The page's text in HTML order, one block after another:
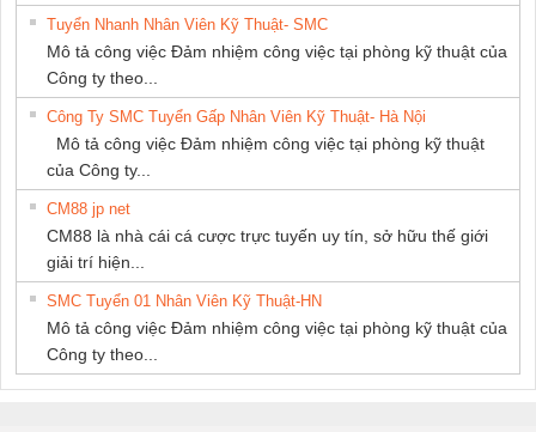
Tuyển Nhanh Nhân Viên Kỹ Thuật- SMC
Mô tả công việc Đảm nhiệm công việc tại phòng kỹ thuật của
Công ty theo...
Công Ty SMC Tuyển Gấp Nhân Viên Kỹ Thuật- Hà Nội
Mô tả công việc Đảm nhiệm công việc tại phòng kỹ thuật
của Công ty...
CM88 jp net
CM88 là nhà cái cá cược trực tuyến uy tín, sở hữu thế giới
giải trí hiện...
SMC Tuyển 01 Nhân Viên Kỹ Thuật-HN
Mô tả công việc Đảm nhiệm công việc tại phòng kỹ thuật của
Công ty theo...